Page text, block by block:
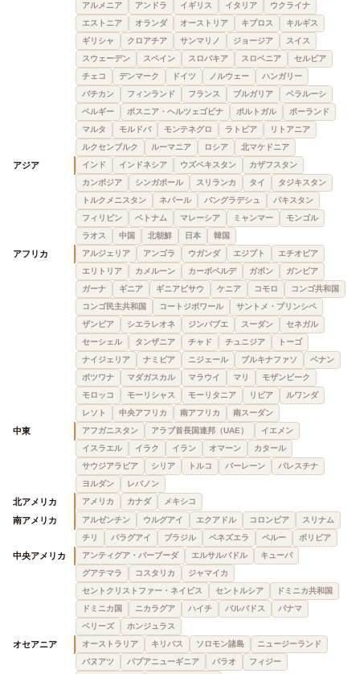
アルメニア
アンドラ イギリス イタリア
ウクライナ
エストニア
オランダ オーストリア キプロス
キルギス
ギリシャ
クロアチア サンマリノ ジョージア
スイス
スウェーデン
スペイン スロバキア スロベニア
セルビア
チェコ
デンマーク ドイツ ノルウェー
ハンガリー
バチカン
フィンランド フランス ブルガリア
ベラルーシ
ベルギー
ボスニア・ヘルツェゴビナ ポルトガル
ポーランド
マルタ
モルドバ モンテネグロ ラトビア
リトアニア
ルクセンブルク
ルーマニア ロシア 北マケドニア
アジア インド インドネシア ウズベキスタン
カザフスタン
カンボジア
シンガポール スリランカ タイ
タジキスタン
トルクメニスタン
ネパール バングラデシュ
パキスタン
フィリピン
ベトナム マレーシア ミャンマー
モンゴル
ラオス
中国 北朝鮮 日本 韓国
アフリカ アルジェリア アンゴラ ウガンダ エジプト
エチオピア
エリトリア
カメルーン カーボベルデ ガボン
ガンビア
ガーナ
ギニア ギニアビサウ ケニア コモロ
コンゴ共和国
コンゴ民主共和国
コートジボワール
サントメ・プリンシペ
ザンビア
シエラレオネ ジンバブエ スーダン
セネガル
セーシェル
タンザニア チャド チュニジア
トーゴ
ナイジェリア
ナミビア ニジェール ブルキナファソ
ベナン
ボツワナ
マダガスカル マラウイ マリ
モザンビーク
モロッコ
モーリシャス モーリタニア リビア
ルワンダ
レソト
中央アフリカ 南アフリカ 南スーダン
中東 アフガニスタン アラブ首長国連邦（UAE）
イエメン
イスラエル
イラク イラン オマーン
カタール
サウジアラビア
シリア トルコ バーレーン
パレスチナ
ヨルダン
レバノン
北アメリカ アメリカ カナダ メキシコ
南アメリカ アルゼンチン ウルグアイ エクアドル コロンビア
スリナム
チリ
パラグアイ ブラジル ベネズエラ ペルー ボリビア
中央アメリカ アンティグア・バーブーダ エルサルバドル
キューバ
グアテマラ
コスタリカ
ジャマイカ
セントクリストファー・ネイビス
セントルシア
ドミニカ共和国
ドミニカ国
ニカラグア ハイチ バルバドス
パナマ
ベリーズ
ホンジュラス
オセアニア オーストラリア キリバス ソロモン諸島
ニュージーランド
バヌアツ
パプアニューギニア パラオ フィジー